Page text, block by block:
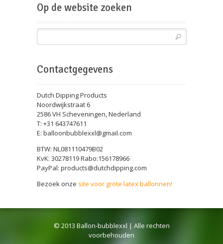
Op de website zoeken
Contactgegevens
Dutch Dipping Products
Noordwijkstraat 6
2586 VH Scheveningen, Nederland
T: +31 643747611
E: balloonbubblexxl@gmail.com
BTW: NL081110479B02
KvK: 30278119 Rabo:156178966
PayPal: products@dutchdipping.com
Bezoek onze site voor grote latex ballonnen!
© 2013 Ballon-bubblexxl | Alle rechten
voorbehouden